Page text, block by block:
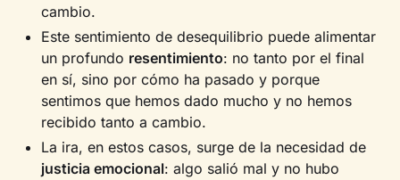
cambio.
Este sentimiento de desequilibrio puede alimentar
un profundo resentimiento: no tanto por el final
en sí, sino por cómo ha pasado y porque
sentimos que hemos dado mucho y no hemos
recibido tanto a cambio.
La ira, en estos casos, surge de la necesidad de
justicia emocional: algo salió mal y no hubo